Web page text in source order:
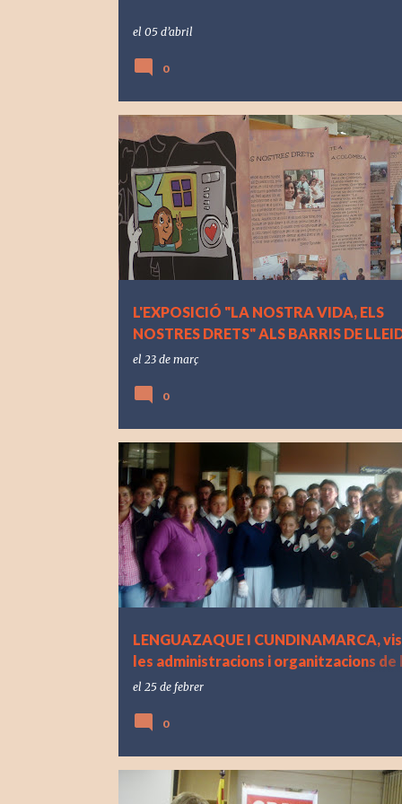
el 05 d’abril
0
L'EXPOSICIÓ "LA NOSTRA VIDA, ELS
NOSTRES DRETS" ALS BARRIS DE
el 23 de març
0
LENGUAZAQUE I CUNDINAMARCA,
les administracions i organitzacions de
zona.
el 25 de febrer
0